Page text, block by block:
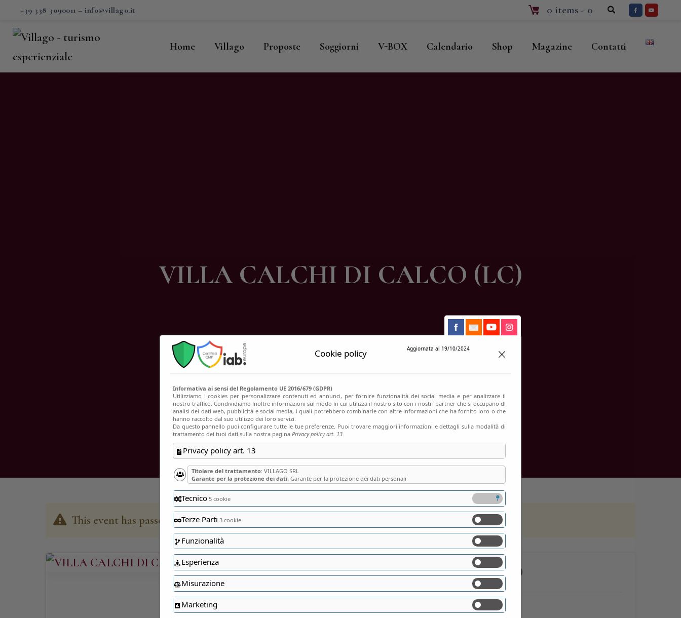
+39 338 3090011 – info@villago.it 0 items - 0
Home Villago Proposte Soggiorni V-BOX Calendario Shop Magazine Contatti
VILLA CALCHI DI CALCO (LC)
Villago
Proposte
This event has passed
VILLA CALCHI DI CALCO (LC)
INIZIO FINE
Cookie policy Aggiornata al 19/10/2024
Informativa ai sensi del Regolamento UE 2016/679 (GDPR)
Utilizziamo i cookies per personalizzare contenuti ed annunci, per fornire funzionalità dei social media e per analizzare il
nostro traffico. Condividiamo inoltre informazioni sul modo in cui utilizza il nostro sito con i nostri partner che si occupano di
analisi dei dati web, pubblicità e social media, i quali potrebbero combinarle con altre informazioni che ha fornito loro o che
hanno raccolto dal suo utilizzo dei loro servizi.
Da questo pannello puoi configurare tutte le tue preferenze. Puoi trovare maggiori informazioni e dettagli sulla modalità di
trattamento dei tuoi dati sulla nostra pagina Privacy policy art. 13.
Privacy policy art. 13
Titolare del trattamento: VILLAGO SRL
Garante per la protezione dei dati: Garante per la protezione dei dati personali
Tecnico 5 cookie
Terze Parti 3 cookie
Funzionalità
Esperienza
Misurazione
Marketing